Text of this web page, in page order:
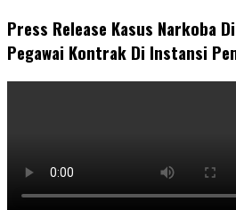
Press Release Kasus Narkoba
Pegawai Kontrak Di Instansi